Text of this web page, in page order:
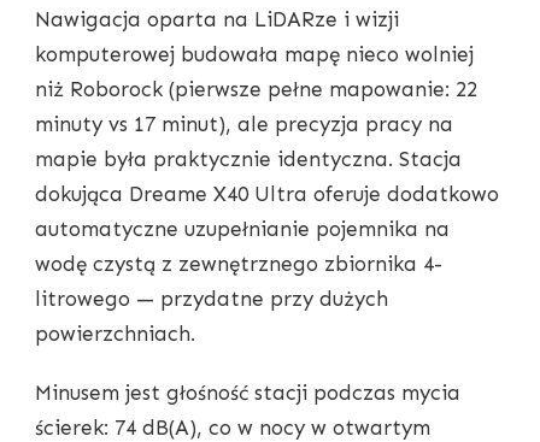
Nawigacja oparta na LiDARze i wizji
komputerowej budowała mapę nieco wolniej
niż Roborock (pierwsze pełne mapowanie: 22
minuty vs 17 minut), ale precyzja pracy na
mapie była praktycznie identyczna. Stacja
dokująca Dreame X40 Ultra oferuje dodatkowo
automatyczne uzupełnianie pojemnika na
wodę czystą z zewnętrznego zbiornika 4-
litrowego — przydatne przy dużych
powierzchniach.
Minusem jest głośność stacji podczas mycia
ścierek: 74 dB(A), co w nocy w otwartym